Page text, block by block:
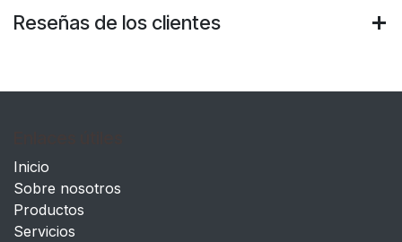
Reseñas de los clientes
Inicio
Sobre nosotros
Productos
Servicios